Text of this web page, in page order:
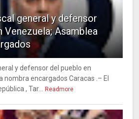
general y defensor
Venezuela; Asamblea
y defensor del pueblo en
nombra encargados Caracas .– El
, Tar...
Readmore